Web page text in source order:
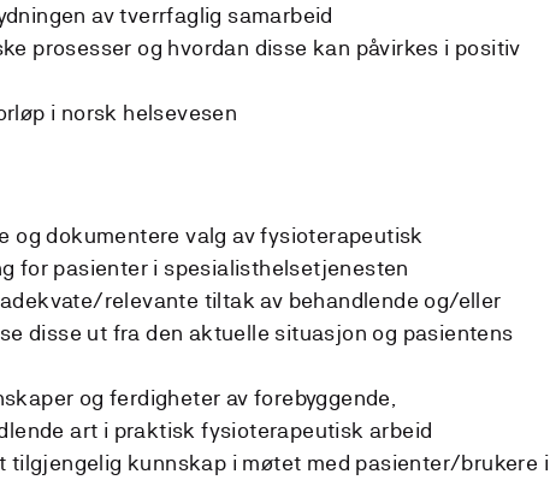
av tverrfaglig samarbeid
prosesser og hvordan disse kan påvirkes i positiv
i norsk helsevesen
og dokumentere valg av fysioterapeutisk
for pasienter i spesialisthelsetjenesten
relevante tiltak av behandlende og/eller
disse ut fra den aktuelle situasjon og pasientens
og ferdigheter av forebyggende,
art i praktisk fysioterapeutisk arbeid
tilgjengelig kunnskap i møtet med pasienter/brukere i